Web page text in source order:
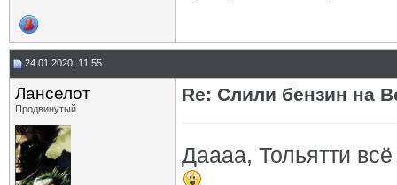
24.01.2020, 11:55
Ланселот
Продвинутый
Re: Слили бензин на
Даааа, Тольятти